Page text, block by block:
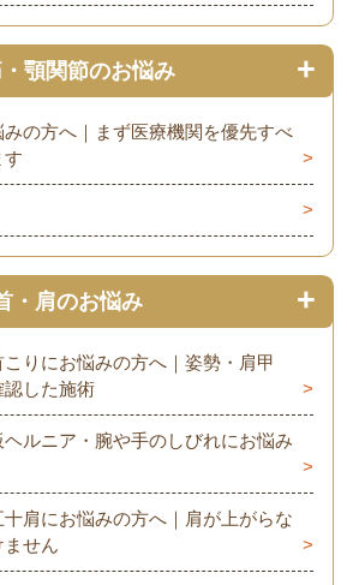
顎関節のお悩み
の方へ｜まず医療機関を優先すべ
す
・肩のお悩み
りにお悩みの方へ｜姿勢・肩甲
した施術
ルニア・腕や手のしびれにお悩み
肩にお悩みの方へ｜肩が上がらな
ません